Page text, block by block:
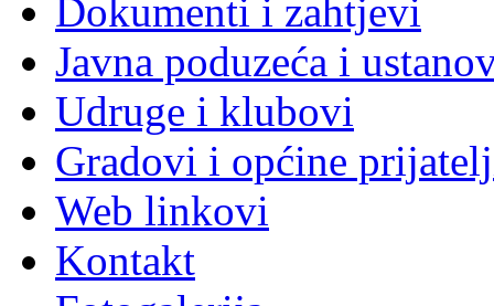
Dokumenti i zahtjevi
Javna poduzeća i
Udruge i klubovi
Gradovi i općine
Web linkovi
Kontakt